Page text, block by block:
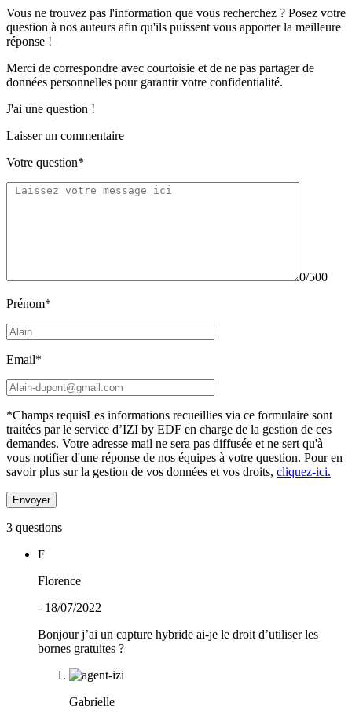
Vous ne trouvez pas l'information que vous recherchez ? Posez votre
question à nos auteurs afin qu'ils puissent vous apporterla meilleure
réponse !
Merci de correspondre avec courtoisie et de ne pas partagerde
données personnelles pour garantir votre confidentialité.
J'ai une question !
Laisser un commentaire
Votre question*
0/500
Prénom*
Email*
*Champs requisLes informations recueillies via ce formulaire sont
traitées par le service d’IZI by EDF en charge de la gestion de ces
demandes. Votre adresse mail ne sera pas diffusée et ne sert qu'à
vous notifier d'une réponse de nos équipes à votre question. Pour en
savoir plus sur la gestion de vos données et vos droits, cliquez-ici.
3 questions
F
Florence
- 18/07/2022
Bonjour j’ai un capture hybride ai-je le droit d’utiliser les
bornes gratuites ?
Gabrielle